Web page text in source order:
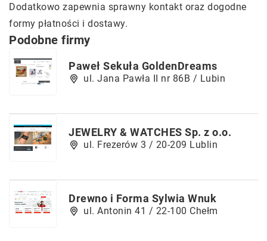
Dodatkowo zapewnia sprawny kontakt oraz dogodne
formy płatności i dostawy.
Podobne firmy
Paweł Sekuła GoldenDreams
ul. Jana Pawła II nr 86B / Lubin
JEWELRY & WATCHES Sp. z o.o.
ul. Frezerów 3 / 20-209 Lublin
Drewno i Forma Sylwia Wnuk
ul. Antonin 41 / 22-100 Chełm